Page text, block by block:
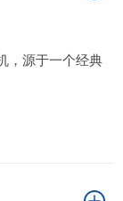
，源于一个经典